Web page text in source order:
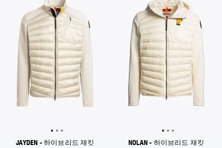
JAYDEN - 하이브리드 재킷 NOLAN - 하이브리드 재킷